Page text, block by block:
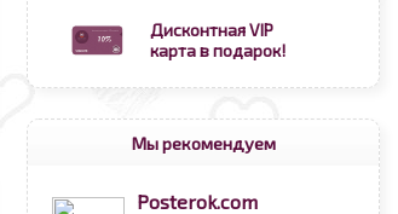
Дисконтная VIP
карта в подарок!
Мы рекомендуем
Posterok.com